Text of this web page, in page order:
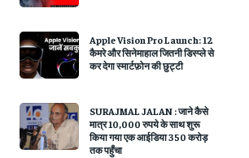
Apple Vision Pro Launch: 12
कैमरे और सिनेमाहाल जितनी डिस्प्ले से
कर देगा स्मार्टफ़ोन की छुट्टी
SURAJMAL JALAN : जाने कैसे
मात्र 10,000 रुपये के साथ शुरू
किया गया एक आईडिया 350 करोड़
तक पहुँचा